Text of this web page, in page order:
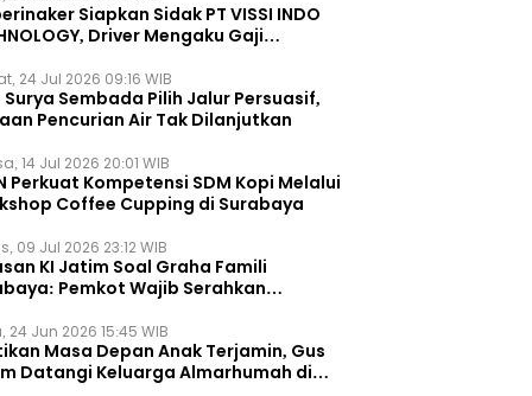
Siapkan Sidak PT VISSI INDO
Driver Mengaku Gaji
24 Jul 2026 09:16 WIB
Surya Sembada Pilih Jalur Persuasif,
Pencurian Air Tak Dilanjutkan
14 Jul 2026 20:01 WIB
Perkuat Kompetensi SDM Kopi Melalui
Coffee Cupping di Surabaya
09 Jul 2026 23:12 WIB
KI Jatim Soal Graha Famili
Pemkot Wajib Serahkan
24 Jun 2026 15:45 WIB
Masa Depan Anak Terjamin, Gus
Datangi Keluarga Almarhumah di